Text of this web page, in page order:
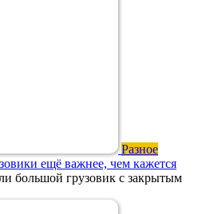
Разное
ещё важнее, чем кажется
большой грузовик с закрытым